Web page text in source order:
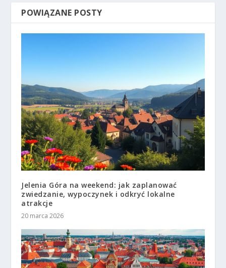
POWIĄZANE POSTY
Jelenia Góra na weekend: jak zaplanować
zwiedzanie, wypoczynek i odkryć lokalne
atrakcje
20 marca 2026